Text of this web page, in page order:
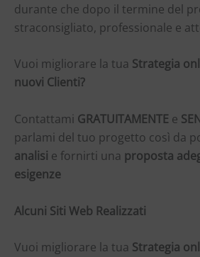
durante che dopo il termine del
straconsigliato, professionale e
Vuoi migliorare la tua Strategia
nuovi Clienti?
Contattami GRATUITAMENTE e
parlami del tuo progetto così da
analisi e fornirti una proposta
esigenze
Alcuni Siti Web Realizzati
Vuoi migliorare la tua Strategia